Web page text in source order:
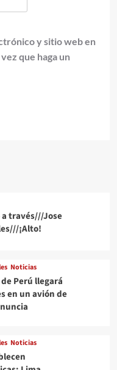
y sitio web en
que haga un
a través///Jose
¡Alto!
Noticias
Perú llegará
en un avión de
Noticias